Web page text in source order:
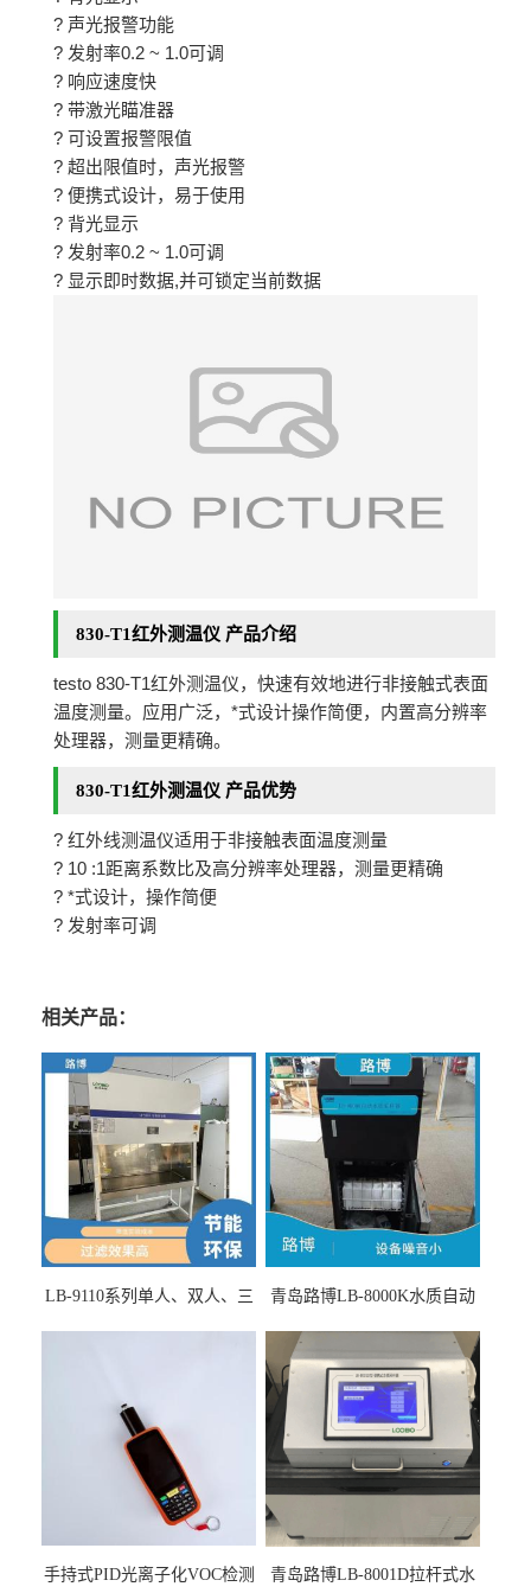
? 声光报警功能
? 发射率0.2 ~ 1.0可调
? 响应速度快
? 带激光瞄准器
? 可设置报警限值
? 超出限值时，声光报警
? 便携式设计，易于使用
? 背光显示
? 发射率0.2 ~ 1.0可调
? 显示即时数据,并可锁定当前数据
830-T1红外测温仪 产品介绍
testo 830-T1红外测温仪，快速有效地进行非接触式表面
温度测量。应用广泛，*式设计操作简便，内置高分辨率
处理器，测量更精确。
830-T1红外测温仪 产品优势
? 红外线测温仪适用于非接触表面温度测量
? 10 :1距离系数比及高分辨率处理器，测量更精确
? *式设计，操作简便
? 发射率可调
相关产品：
LB-9110系列单人、双人、三
青岛路博LB-8000K水质自动
手持式PID光离子化VOC检测 青岛路博LB-8001D拉杆式水